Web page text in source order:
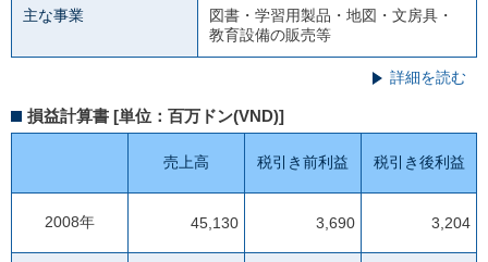
主な事業
図書・学習用製品・地図・文房具・
教育設備の販売等
詳細を読む
損益計算書 [単位：百万ドン(VND)]
売上高 税引き前利益 税引き後利益
2008年 45,130 3,690 3,204